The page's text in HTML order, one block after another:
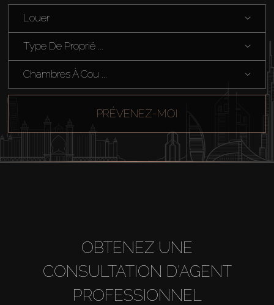
Hors Plan
Agents
About Us
Louer
Type De Proprié ...
Chambres À Cou ...
PRÉVENEZ-MOI
OBTENEZ UNE
CONSULTATION D'AGENT
PROFESSIONNEL